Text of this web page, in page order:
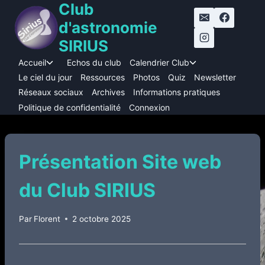
contenu
Club
d'astronomie
SIRIUS
Accueil
Ouvrir/fermer
le
menu
enfant
Echos du club Calendrier Club
le
menu
Le ciel du jour Ressources Photos Quiz
Newsletter
Réseaux sociaux
Archives
Informations pratiques
Politique de confidentialité
Connexion
Présentation Site web
du Club SIRIUS
Par Florent 2 octobre 2025